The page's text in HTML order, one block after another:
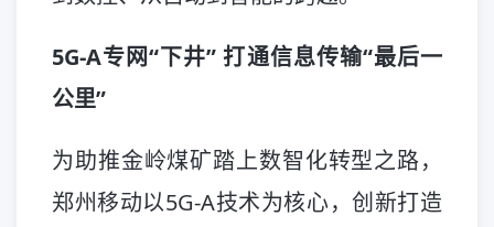
5G-A专网“下井” 打通信息传输“最后一
公里”
为助推金岭煤矿踏上数智化转型之路，
郑州移动以5G-A技术为核心，创新打造